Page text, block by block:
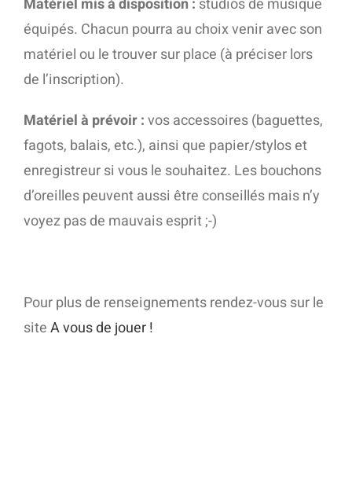
équipés. Chacun pourra au choix venir avec son
matériel ou le trouver sur place (à préciser lors
de l’inscription).
Matériel à prévoir :vos accessoires (baguettes,
fagots, balais, etc.), ainsi que papier/stylos et
enregistreur si vous le souhaitez. Les bouchons
d’oreilles peuvent aussi être conseillés mais n’y
voyez pas de mauvais esprit ;-)
Pour plus de renseignements rendez-vous sur le
siteA vous de jouer !